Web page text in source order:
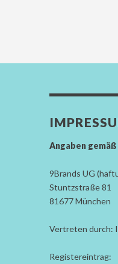
Angaben gemäß
9Brands UG
Stuntzstraße 81
81677 München
Vertreten durch:
Registereintrag: